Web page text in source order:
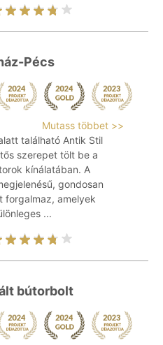
Pécs
Mutass többet >>
található Antik Stil
szerepet tölt be a
kínálatában. A
gondosan
amelyek
...
bútorbolt